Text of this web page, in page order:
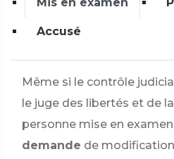
Accusé
Même si le contrôle
le juge des libertés et de
personne mise en
demande de